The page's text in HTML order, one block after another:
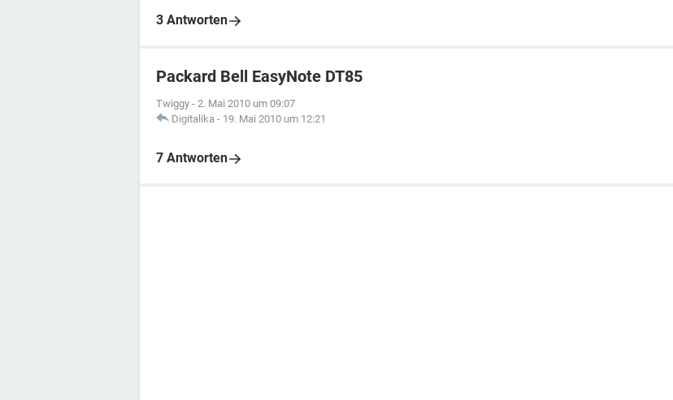
3 Antworten
Packard Bell EasyNote DT85
Twiggy - 2. Mai 2010 um 09:07
Digitalika - 19. Mai 2010 um 12:21
7 Antworten